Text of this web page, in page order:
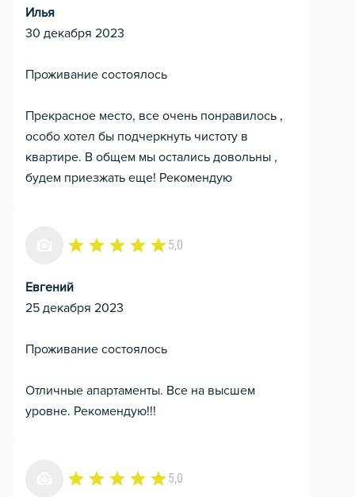
Илья
30 декабря 2023
Проживание состоялось
Прекрасное место, все очень понравилось ,
особо хотел бы подчеркнуть чистоту в
квартире. В общем мы остались довольны ,
будем приезжать еще! Рекомендую
5,0
Евгений
25 декабря 2023
Проживание состоялось
Отличные апартаменты. Все на высшем
уровне. Рекомендую!!!
5,0